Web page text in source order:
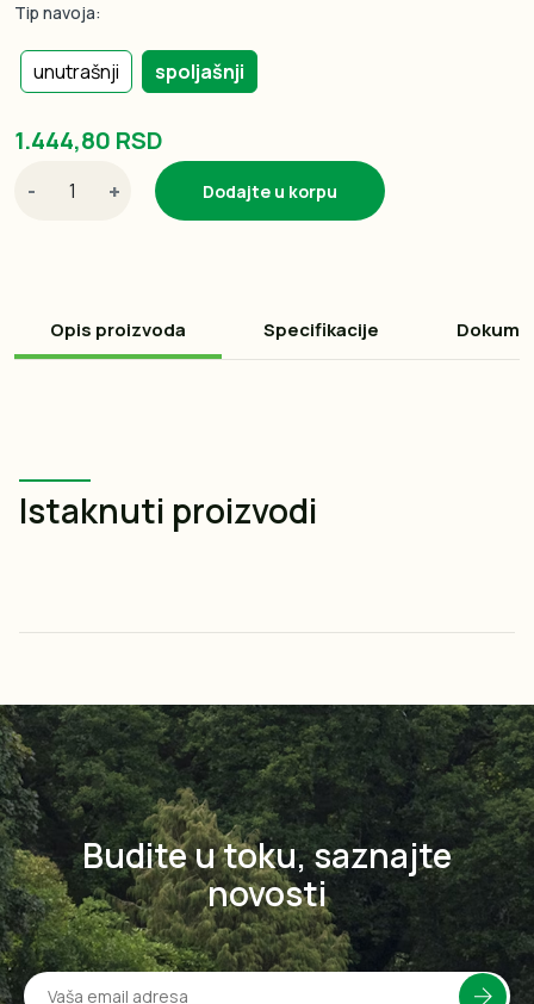
Tip navoja:
unutrašnji spoljašnji
1.444,80 RSD
- + Dodajte u korpu
Opis proizvoda Specifikacije
Istaknuti proizvodi
Budite u toku, saznajte
novosti